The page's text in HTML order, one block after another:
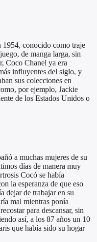
1954, conocido como traje
de manga larga, sin
Coco Chanel ya era
influyentes del siglo, y
sus colecciones en
por ejemplo, Jackie
de los Estados Unidos o
a muchas mujeres de su
días de manera muy
Cocó se había
la esperanza de que eso
dejar de trabajar en su
mal mientras ponía
para descansar, sin
así, a los 87 años un 10
que había sido su hogar